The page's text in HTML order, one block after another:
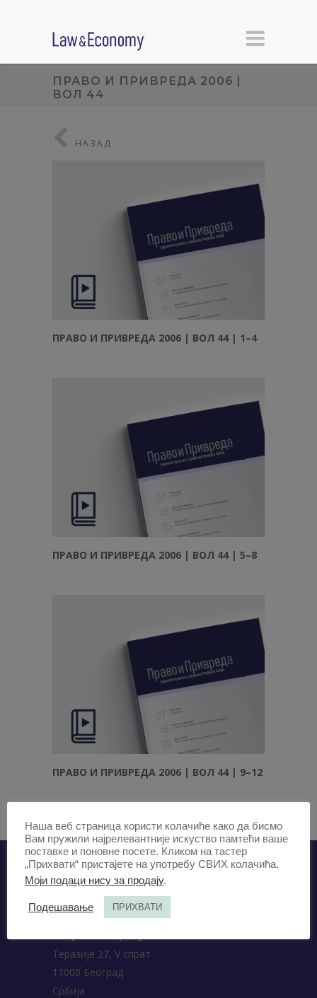
ПРАВО И ПРИВРЕДА 2006 |
ВОЛ 44
НАЗАД
ПРАВО И ПРИВРЕДА 2006 | ВОЛ 44 | 1–4
ПРАВО И ПРИВРЕДА 2006 | ВОЛ 44 | 5–8
ПРАВО И ПРИВРЕДА 2006 | ВОЛ 44 | 9–12
ИЗДАВАЧИ /
Удружење правника у привреди
Теразије 27, V спрат
11000 Београд
Србија
Наша веб страница користи колачиће како да бисмо
Вам пружили најрелевантније искуство памтећи ваше
поставке и поновне посете. Кликом на тастер
„Прихвати“ пристајете на употребу СВИХ колачића.
Моји подаци нису за продају.
Подешавање ПРИХВАТИ